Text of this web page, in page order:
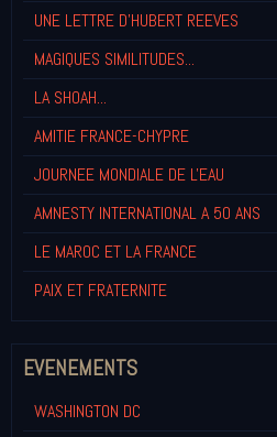
UNE LETTRE D'HUBERT REEVES
MAGIQUES SIMILITUDES...
LA SHOAH...
AMITIE FRANCE-CHYPRE
JOURNEE MONDIALE DE L'EAU
AMNESTY INTERNATIONAL A 50 ANS
LE MAROC ET LA FRANCE
PAIX ET FRATERNITE
EVENEMENTS
WASHINGTON DC